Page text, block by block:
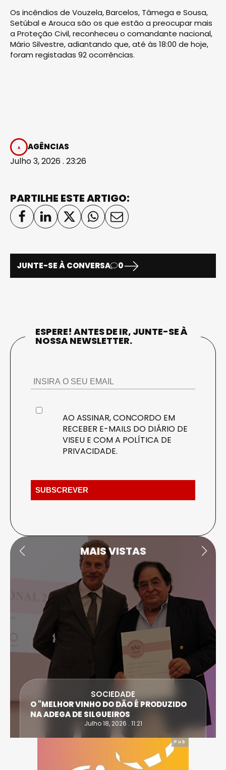
Os incêndios de Vouzela, Barcelos, Tâmega e Sousa,
Setúbal e Arouca são os que estão a preocupar mais
a Proteção Civil, reconheceu o comandante nacional,
Mário Silvestre, adiantando que, até às 18:00 de hoje,
foram registadas 92 ocorrências.
AGÊNCIAS
Julho 3, 2026 . 23:26
PARTILHE ESTE ARTIGO:
JUNTE-SE À CONVERSA 0
ESPERE! ANTES DE IR, JUNTE-SE À
NOSSA NEWSLETTER.
AO ASSINAR, CONCORDO EM
RECEBER E-MAILS DO DIÁRIO DE
VISEU E COM A POLÍTICA DE
PRIVACIDADE.
MAIS VISTAS
SOCIEDADE
O "MELHOR VINHO DO DÃO É PRODUZIDO
NA ADEGA DE SILGUEIROS
Julho 18, 2026 . 11:21
Pub